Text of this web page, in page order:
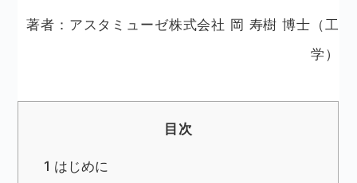
著者：アスタミューゼ株式会社 岡 寿樹 博士（工
学）
目次
1 はじめに